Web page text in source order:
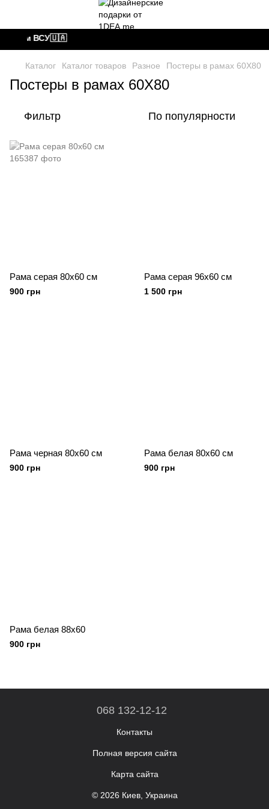
ВСУ🇺🇦
Каталог Каталог товаров Разное Постеры в рамах 60Х80
Постеры в рамах 60Х80
Фильтр По популярности
Рама серая 80х60 см
900 грн
Рама серая 96х60 см
1 500 грн
Рама черная 80х60 см
900 грн
Рама белая 80х60 см
900 грн
Рама белая 88х60
900 грн
068 132-12-12
Контакты
Полная версия сайта
Карта сайта
© 2026 Киев, Украина